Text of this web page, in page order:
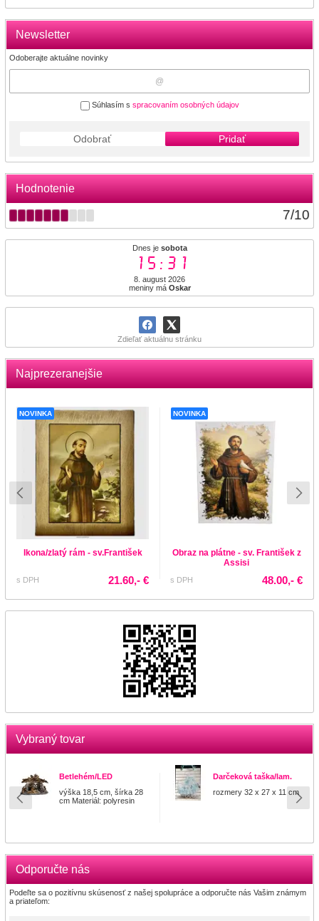
Newsletter
Odoberajte aktuálne novinky
Súhlasím s spracovaním osobných údajov
Odobrať Pridať
Hodnotenie
7/10
Dnes je sobota
15:31
8. august 2026
meniny má Oskar
Zdieľať aktuálnu stránku
Najprezeranejšie
NOVINKA
Ikona/zlatý rám - sv.František
s DPH 21.60,- €
NOVINKA
Obraz na plátne - sv. František z
Assisi
s DPH 48.00,- €
Vybraný tovar
Betlehém/LED
výška 18,5 cm, šírka 28
cm Materiál: polyresin
Darčeková taška/lam.
rozmery 32 x 27 x 11 cm
Odporučte nás
Podeľte sa o pozitívnu skúsenosť z našej spolupráce a odporučte nás Vašim známym
a priateľom: